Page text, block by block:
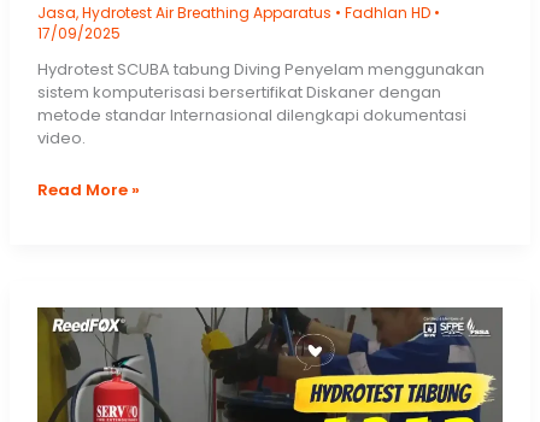
Jasa,Hydrotest Air Breathing Apparatus • Fadhlan HD •
17/09/2025
Hydrotest SCUBA tabung Diving Penyelam menggunakan
sistem komputerisasi bersertifikat Diskaner dengan
metode standar Internasional dilengkapi dokumentasi
video.
Hydrotest
Diving
Penyelaman
Read More »